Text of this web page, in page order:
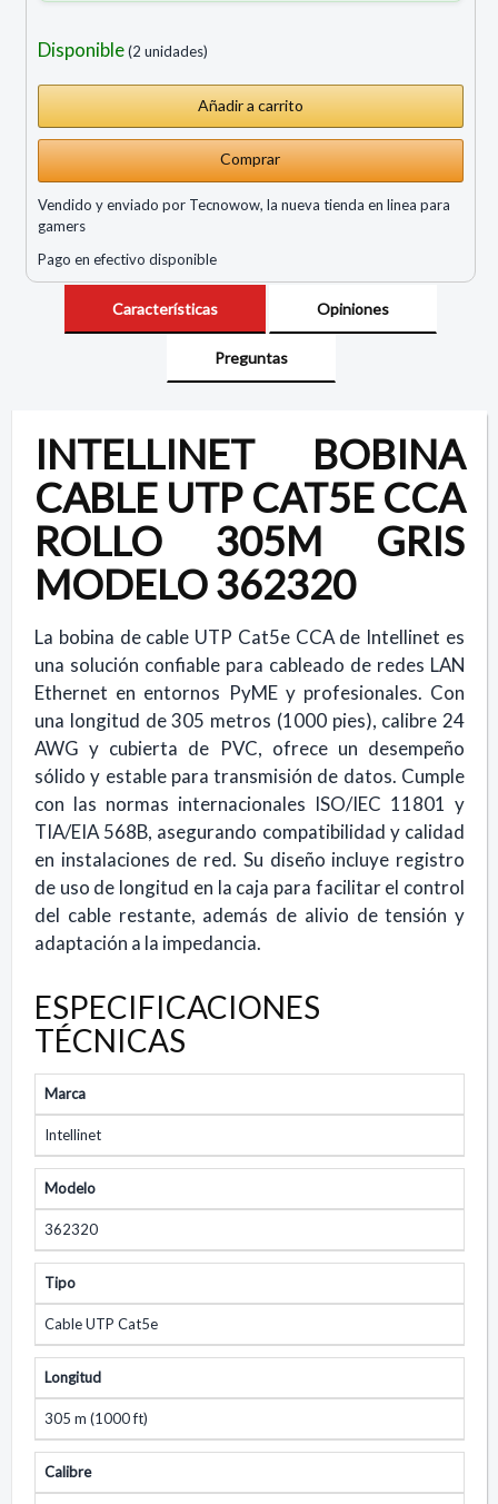
Disponible(2 unidades)
Comprar
Vendido y enviado por Tecnowow, la nueva tienda en linea para
gamers
Pago en efectivo disponible
Características Opiniones
Preguntas
INTELLINET BOBINA
CABLE UTP CAT5E CCA
ROLLO 305M GRIS
MODELO 362320
La bobina de cable UTP Cat5e CCA de Intellinet es
una solución confiable para cableado de redes LAN
Ethernet en entornos PyME y profesionales. Con
una longitud de 305 metros (1000 pies), calibre 24
AWG y cubierta de PVC, ofrece un desempeño
sólido y estable para transmisión de datos. Cumple
con las normas internacionales ISO/IEC 11801 y
TIA/EIA 568B, asegurando compatibilidad y calidad
en instalaciones de red. Su diseño incluye registro
de uso de longitud en la caja para facilitar el control
del cable restante, además de alivio de tensión y
adaptación a la impedancia.
ESPECIFICACIONES
TÉCNICAS
Marca
Intellinet
Modelo
362320
Tipo
Cable UTP Cat5e
Longitud
305 m (1000 ft)
Calibre